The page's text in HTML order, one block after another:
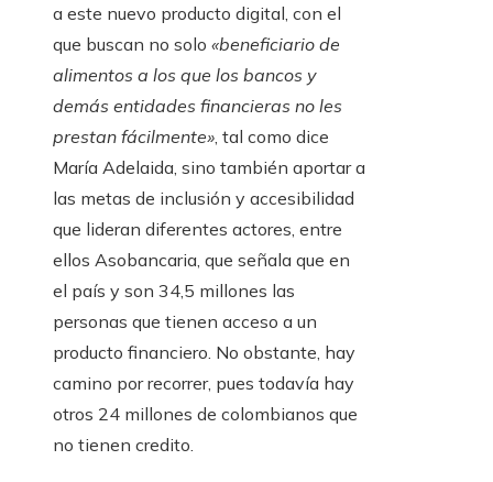
a este nuevo producto digital, con el
que buscan no solo «beneficiario de
alimentos a los que los bancos y
demás entidades financieras no les
prestan fácilmente», tal como dice
María Adelaida, sino también aportar a
las metas de inclusión y accesibilidad
que lideran diferentes actores, entre
ellos Asobancaria, que señala que en
el país y son 34,5 millones las
personas que tienen acceso a un
producto financiero. No obstante, hay
camino por recorrer, pues todavía hay
otros 24 millones de colombianos que
no tienen credito.